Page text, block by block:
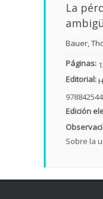
La
Bauer,
Páginas:
Editorial:
Edición
Sobre la